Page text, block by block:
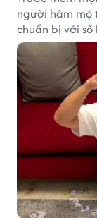
người hâm mộ
chuẩn bị với